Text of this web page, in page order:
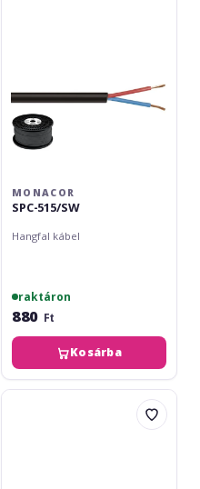
MONACOR
SPC-515/SW
Hangfal kábel
raktáron
880 Ft
Kosárba
Adam